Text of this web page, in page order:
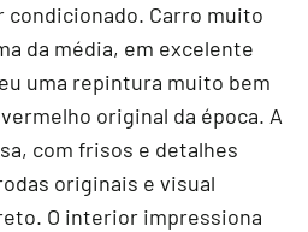
condicionado. Carro muito
da média, em excelente
uma repintura muito bem
original da época. A
com frisos e detalhes
originais e visual
O interior impressiona